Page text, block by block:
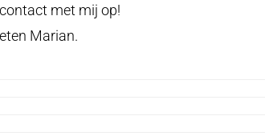
met mij op!
Marian.